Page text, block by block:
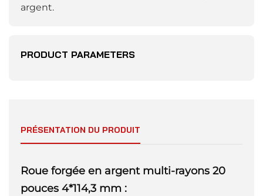
argent.
PRODUCT PARAMETERS
PRÉSENTATION DU PRODUIT
Roue forgée en argent multi-rayons 20
pouces 4*114,3 mm :